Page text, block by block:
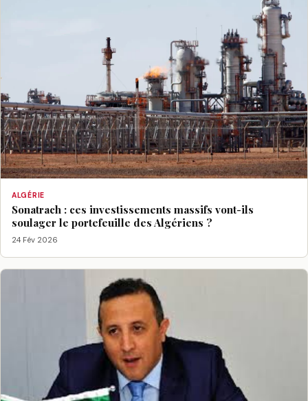
ALGÉRIE
Sonatrach : ces investissements massifs vont-ils
soulager le portefeuille des Algériens ?
24 Fév 2026